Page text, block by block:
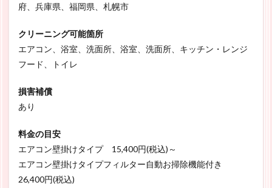
府、兵庫県、福岡県、札幌市
クリーニング可能箇所
エアコン、浴室、洗面所、浴室、洗面所、キッチン・レンジ
フード、トイレ
損害補償
あり
料金の目安
エアコン壁掛けタイプ 15,400円(税込)～
エアコン壁掛けタイプフィルター自動お掃除機能付き
26,400円(税込)